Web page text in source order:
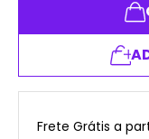
Frete Grátis a